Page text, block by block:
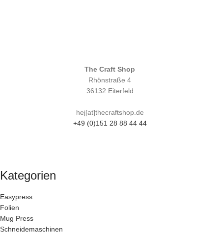
The Craft Shop
Rhönstraße 4
36132 Eiterfeld
hej[at]thecraftshop.de
+49 (0)151 28 88 44 44
Kategorien
Easypress
Folien
Mug Press
Schneidemaschinen